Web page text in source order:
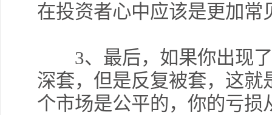
在投资者心中应该是更加常
3、最后，如果你出现了
深套，但是反复被套，这
个市场是公平的，你的亏